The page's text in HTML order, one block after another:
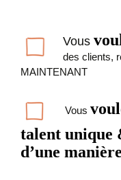
Vous
des clients,
MAINTENANT
Vous
talent unique
d’une